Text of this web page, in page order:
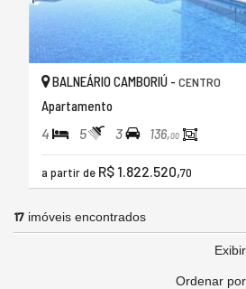
BALNEÁRIO CAMBORIÚ - CENTRO
Apartamento
4 5 3 136,00
a partir de R$ 1.822.520,70
17 imóveis encontrados
Exibir
Ordenar por